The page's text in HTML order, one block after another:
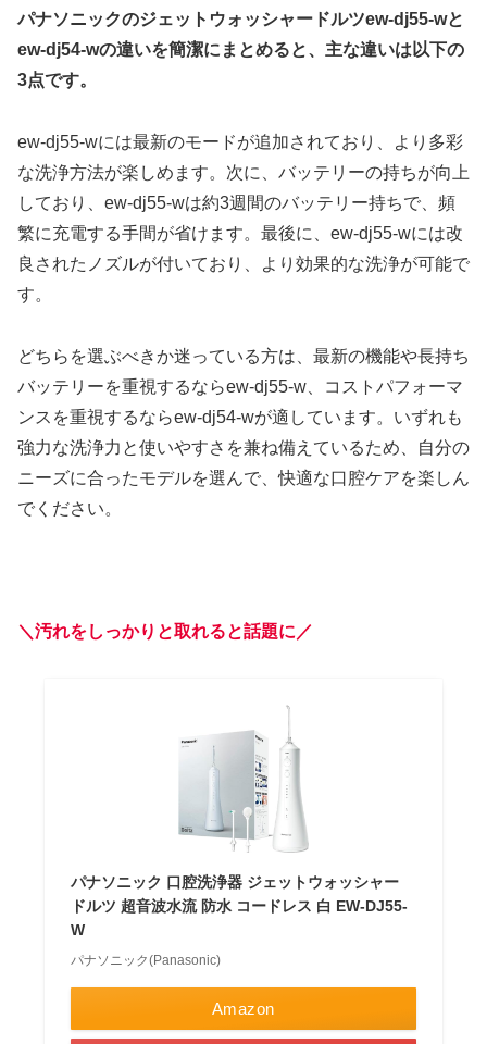
パナソニックのジェットウォッシャードルツew-dj55-wと
ew-dj54-wの違いを簡潔にまとめると、主な違いは以下の
3点です。
ew-dj55-wには最新のモードが追加されており、より多彩
な洗浄方法が楽しめます。次に、バッテリーの持ちが向上
しており、ew-dj55-wは約3週間のバッテリー持ちで、頻
繁に充電する手間が省けます。最後に、ew-dj55-wには改
良されたノズルが付いており、より効果的な洗浄が可能で
す。
どちらを選ぶべきか迷っている方は、最新の機能や長持ち
バッテリーを重視するならew-dj55-w、コストパフォーマ
ンスを重視するならew-dj54-wが適しています。いずれも
強力な洗浄力と使いやすさを兼ね備えているため、自分の
ニーズに合ったモデルを選んで、快適な口腔ケアを楽しん
でください。
＼汚れをしっかりと取れると話題に／
パナソニック 口腔洗浄器 ジェットウォッシャー
ドルツ 超音波水流 防水 コードレス 白 EW-DJ55-
W
パナソニック(Panasonic)
Amazon